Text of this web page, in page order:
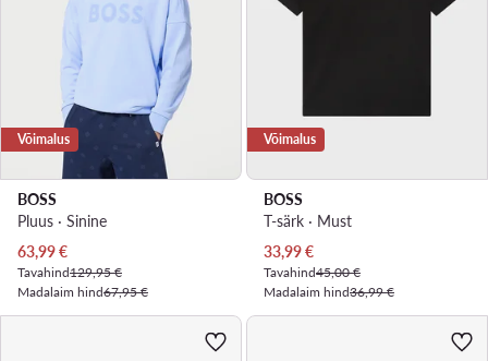
Võimalus
BOSS
Pluus · Sinine
Praegune hind
63,99€
Tavahind129,95 €
Madalaim hind67,95 €
Võimalus
BOSS
T-särk · Must
Praegune hind
33,99€
Tavahind45,00 €
Madalaim hind36,99 €